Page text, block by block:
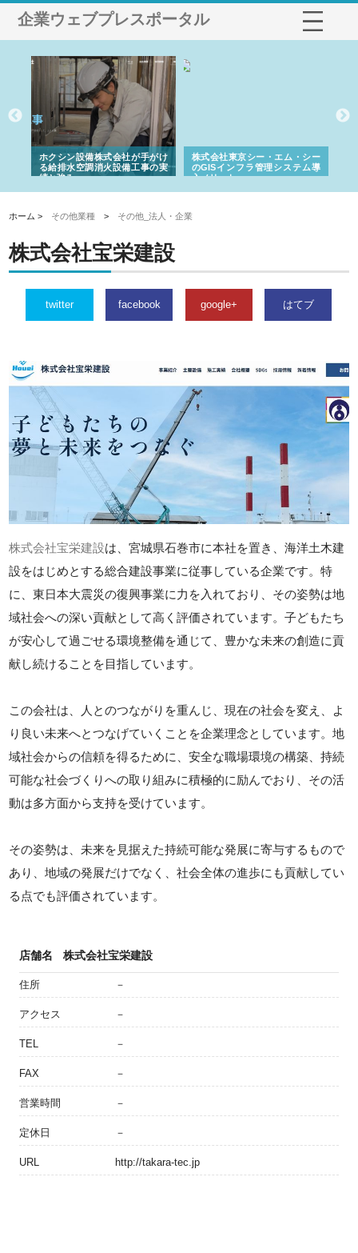
企業ウェブプレスポータル
ホクシン設備株式会社が手がけ
る給排水空調消火設備工事の実
績と強み
株式会社東京シー・エム・シー
のGISインフラ管理システム導
入メリット
ホーム > その他業種 > その他_法人・企業
株式会社宝栄建設
twitter facebook google+ はてブ
株式会社宝栄建設は、宮城県石巻市に本社を置き、海洋土木建
設をはじめとする総合建設事業に従事している企業です。特
に、東日本大震災の復興事業に力を入れており、その姿勢は地
域社会への深い貢献として高く評価されています。子どもたち
が安心して過ごせる環境整備を通じて、豊かな未来の創造に貢
献し続けることを目指しています。
この会社は、人とのつながりを重んじ、現在の社会を変え、よ
り良い未来へとつなげていくことを企業理念としています。地
域社会からの信頼を得るために、安全な職場環境の構築、持続
可能な社会づくりへの取り組みに積極的に励んでおり、その活
動は多方面から支持を受けています。
その姿勢は、未来を見据えた持続可能な発展に寄与するもので
あり、地域の発展だけでなく、社会全体の進歩にも貢献してい
る点でも評価されています。
店舗名 株式会社宝栄建設
住所 －
アクセス －
TEL －
FAX －
営業時間 －
定休日 －
URL http://takara-tec.jp